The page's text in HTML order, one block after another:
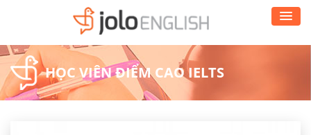
HỌC VIÊN ĐIỂM CAO IELTS